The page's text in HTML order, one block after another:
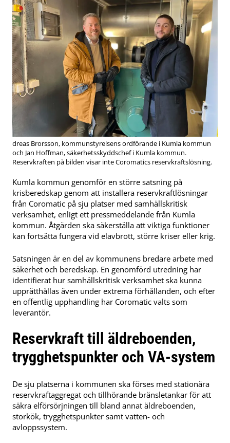
dreas Brorsson, kommunstyrelsens ordförande i Kumla kommun
och Jan Hoffman, säkerhetsskyddschef i Kumla kommun.
Reservkraften på bilden visar inte Coromatics reservkraftslösning.
Kumla kommun genomför en större satsning på
krisberedskap genom att installera reservkraftlösningar
från Coromatic på sju platser med samhällskritisk
verksamhet, enligt ett pressmeddelande från Kumla
kommun. Åtgärden ska säkerställa att viktiga funktioner
kan fortsätta fungera vid elavbrott, större kriser eller krig.
Satsningen är en del av kommunens bredare arbete med
säkerhet och beredskap. En genomförd utredning har
identifierat hur samhällskritisk verksamhet ska kunna
upprätthållas även under extrema förhållanden, och efter
en offentlig upphandling har Coromatic valts som
leverantör.
Reservkraft till äldreboenden,
trygghetspunkter och VA-system
De sju platserna i kommunen ska förses med stationära
reservkraftaggregat och tillhörande bränsletankar för att
säkra elförsörjningen till bland annat äldreboenden,
storkök, trygghetspunkter samt vatten- och
avloppssystem.